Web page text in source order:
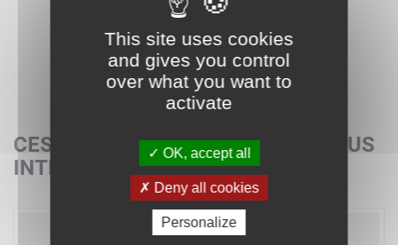
CES SETS POURRAIENT AUSSI VOUS
INTÉRESSER
This site uses cookies
and gives you control
over what you want to
activate
OK, accept all
Deny all cookies
Personalize